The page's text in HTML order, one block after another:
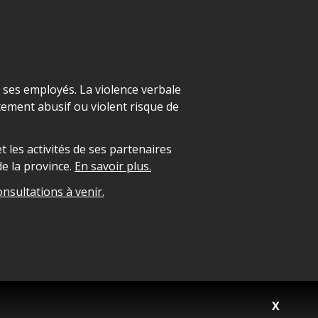
X
employés. La violence verbale
abusif ou violent risque de
les activités de ses partenaires
la province. En savoir plus.
à venir.